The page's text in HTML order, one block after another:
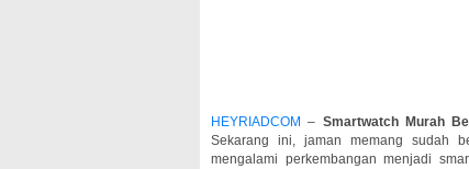
HEYRIADCOM – Smartwatch Murah
Sekarang ini, jaman memang sudah
mengalami perkembangan menjadi